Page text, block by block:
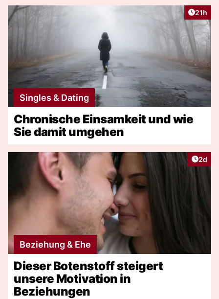
Artikel
21h
Singles & Dating
Chronische Einsamkeit und wie
Sie damit umgehen
2d
Beziehung & Ehe
Dieser Botenstoff steigert
unsere Motivation in
Beziehungen